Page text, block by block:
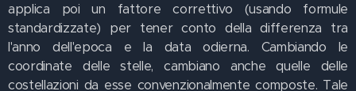
applica poi un fattore correttivo (usando formule
standardizzate) per tener conto della differenza tra
l'anno dell'epoca e la data odierna. Cambiando le
coordinate delle stelle, cambiano anche quelle delle
costellazioni da esse convenzionalmente composte. Tale